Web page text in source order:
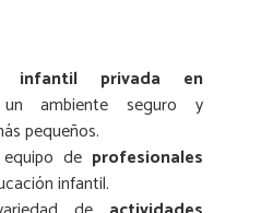
infantil privada en
ambiente seguro y
pequeños.
de profesionales
infantil.